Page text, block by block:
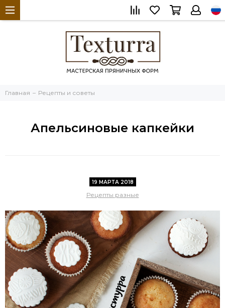
Главная Рецепты и советы
Апельсиновые капкейки
19 МАРТА 2018
Рецепты разные